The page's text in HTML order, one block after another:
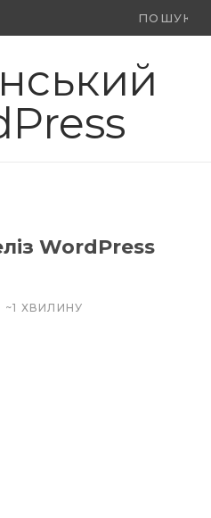
Ви
F
o
X
(
t
Y
o
e
WordPress
~1 ХВИЛИНУ